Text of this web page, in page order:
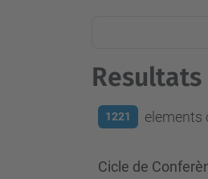
Resultats
1221 elements
Cicle de